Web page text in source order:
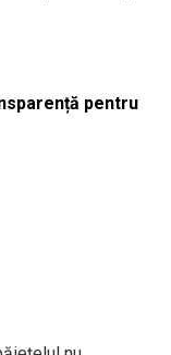
pentru